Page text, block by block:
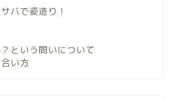
バで姿造り！
という問いについて
い方